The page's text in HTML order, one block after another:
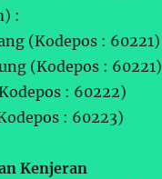
:
(Kodepos : 60221)
(Kodepos : 60221)
: 60222)
: 60223)
Kenjeran